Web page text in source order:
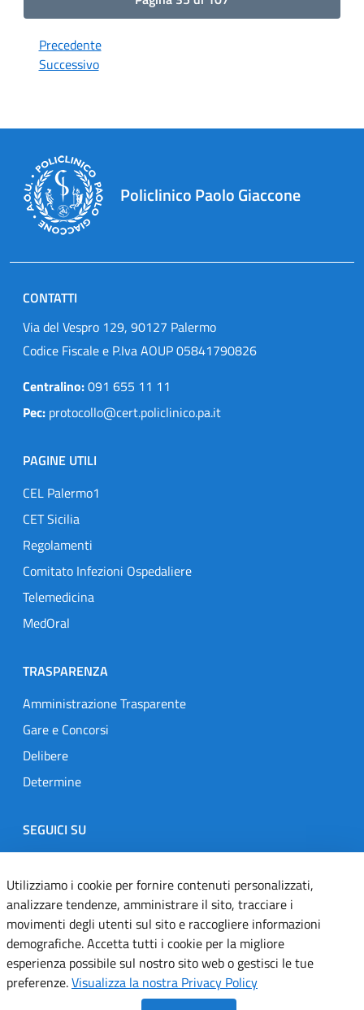
Precedente
Successivo
Policlinico Paolo Giaccone
CONTATTI
Via del Vespro 129, 90127 Palermo
Codice Fiscale e P.Iva AOUP 05841790826
Centralino:091 655 11 11
Pec: protocollo@cert.policlinico.pa.it
PAGINE UTILI
CEL Palermo1
CET Sicilia
Regolamenti
Comitato Infezioni Ospedaliere
Telemedicina
MedOral
TRASPARENZA
Amministrazione Trasparente
Gare e Concorsi
Delibere
Determine
SEGUICI SU
Designers Italia
TwitterInstagramYoutubeLinkedin
Dichiarazione di accessibilità
Informativa cookie
Utilizziamo i cookie per fornire contenuti personalizzati,
analizzare tendenze, amministrare il sito, tracciare i
movimenti degli utenti sul sito e raccogliere informazioni
demografiche. Accetta tutti i cookie per la migliore
esperienza possibile sul nostro sito web o gestisci le tue
preferenze.Visualizza la nostra Privacy Policy